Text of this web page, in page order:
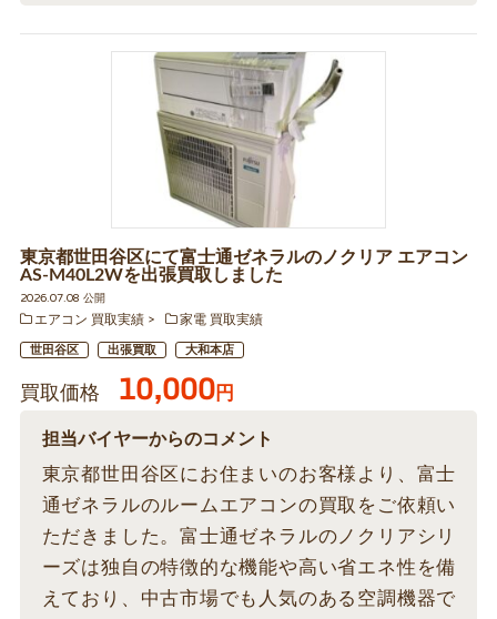
東京都世田谷区にて富士通ゼネラルのノクリア エアコン
AS-M40L2Wを出張買取しました
2026.07.08 公開
エアコン 買取実績
家電 買取実績
世田谷区 出張買取 大和本店
買取価格 10,000円
担当バイヤーからのコメント
東京都世田谷区にお住まいのお客様より、富士
通ゼネラルのルームエアコンの買取をご依頼い
ただきました。富士通ゼネラルのノクリアシリ
ーズは独自の特徴的な機能や高い省エネ性を備
えており、中古市場でも人気のある空調機器で